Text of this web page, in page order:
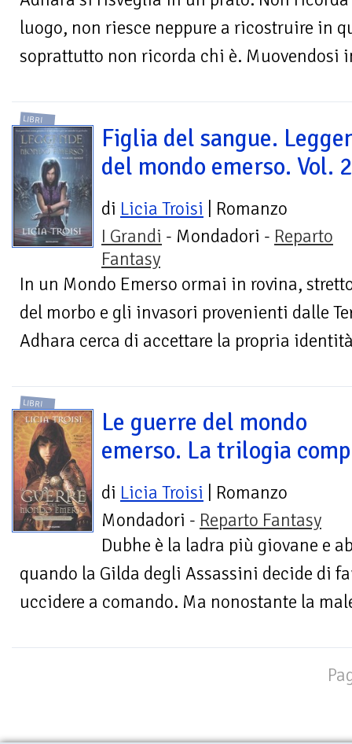
luogo, non riesce neppure a ricostruire in
soprattutto non ricorda chi è. Muovendosi
LIBRI
Figlia del sangue.
del mondo emerso. Vol. 2
di Licia Troisi | Romanzo
I Grandi - Mondadori - Reparto
Fantasy
In un Mondo Emerso ormai in rovina,
del morbo e gli invasori provenienti dalle
Adhara cerca di accettare la propria
LIBRI
Le guerre del mondo
emerso. La trilogia
di Licia Troisi | Romanzo
Mondadori - Reparto Fantasy
Dubhe è la ladra più giovane e
quando la Gilda degli Assassini decide di
uccidere a comando. Ma nonostante la